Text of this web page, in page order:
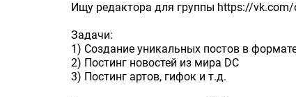
Ищу редактора для группы https://vk.com/
Задачи:
1) Создание уникальных постов в
2) Постинг новостей из мира DC
3) Постинг артов, гифок и т.д.